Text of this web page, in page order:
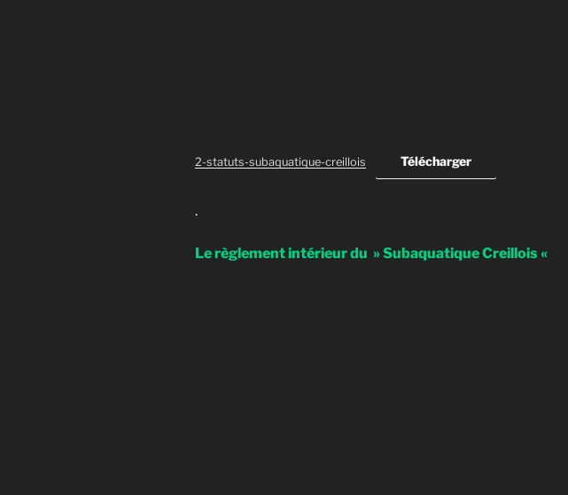
2-statuts-subaquatique-creillois Télécharger
.
Le règlement intérieur du » Subaquatique Creillois «